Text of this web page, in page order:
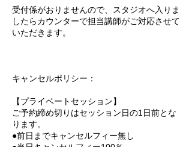
受付係がおりませんので、スタジオへ入りま
したらカウンターで担当講師がご対応させて
いただきます。
キャンセルポリシー：
【プライベートセッション】
ご予約締め切りはセッション日の1日前とな
ります。
●前日までキャンセルフィー無し